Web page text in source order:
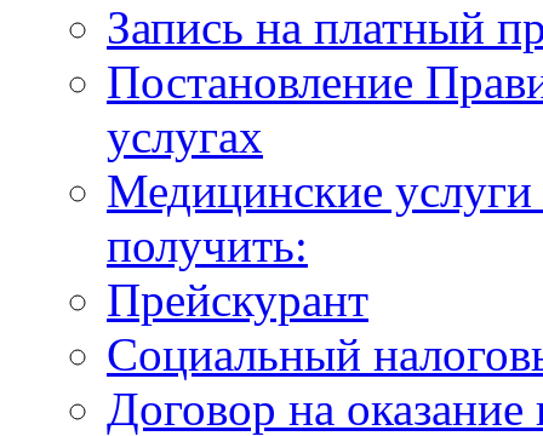
Запись на платный
Постановление
услугах
Медицинские
получить:
Прейскурант
Социальный
Договор на